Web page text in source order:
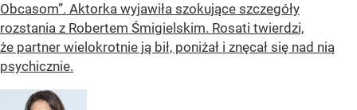
Obcasom”. Aktorka wyjawiła szokujące szczegóły
rozstania z Robertem Śmigielskim. Rosati twierdzi,
że partner wielokrotnie ją bił, poniżał i znęcał się nad nią
psychicznie.